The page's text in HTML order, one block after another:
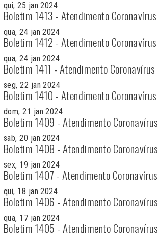
qui, 25 jan 2024
Boletim 1413 - Atendimento Coronavírus
qua, 24 jan 2024
Boletim 1412 - Atendimento Coronavírus
qua, 24 jan 2024
Boletim 1411 - Atendimento Coronavírus
seg, 22 jan 2024
Boletim 1410 - Atendimento Coronavírus
dom, 21 jan 2024
Boletim 1409 - Atendimento Coronavírus
sab, 20 jan 2024
Boletim 1408 - Atendimento Coronavírus
sex, 19 jan 2024
Boletim 1407 - Atendimento Coronavírus
qui, 18 jan 2024
Boletim 1406 - Atendimento Coronavírus
qua, 17 jan 2024
Boletim 1405 - Atendimento Coronavírus